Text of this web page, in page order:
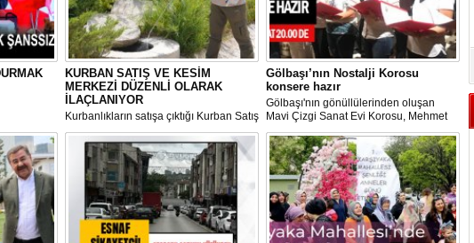
KURBAN SATIŞ VE KESİM
MERKEZİ DÜZENLİ OLARAK
İLAÇLANIYOR
Kurbanlıkların satışa çıktığı Kurban Satış
ve Kesim Merkezi, haşere ve
mikropların önüne geçilmesi amacıyla
her gün Gölbaşı Belediyesi ekipleri
tarafından düzenli olarak ilaçlanıyor.
Gölbaşı’nın Nostalji Korosu
konsere hazır
Gölbaşı'nın gönüllülerinden oluşan
Mavi Çizgi Sanat Evi Korosu, Mehmet
Akif Ersoy Kültür Merkezi’nde vereceği
konsere hızır.